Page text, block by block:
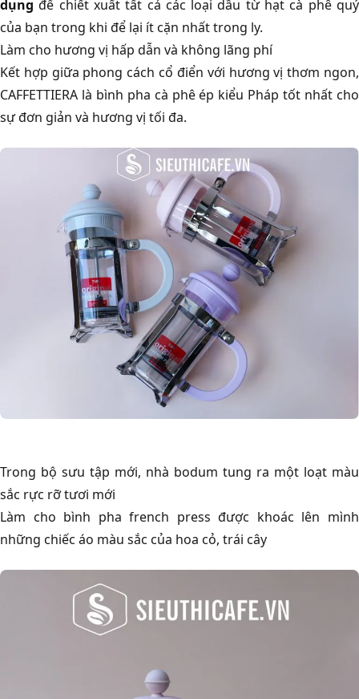
dụng để chiết xuất tất cả các loại dầu từ hạt cà phê quý
của bạn trong khi để lại ít cặn nhất trong ly.
Làm cho hương vị hấp dẫn và không lãng phí
Kết hợp giữa phong cách cổ điển với hương vị thơm ngon,
CAFFETTIERA là bình pha cà phê ép kiểu Pháp tốt nhất cho
sự đơn giản và hương vị tối đa.
Trong bộ sưu tập mới, nhà bodum tung ra một loạt màu
sắc rực rỡ tươi mới
Làm cho bình pha french press được khoác lên mình
những chiếc áo màu sắc của hoa cỏ, trái cây